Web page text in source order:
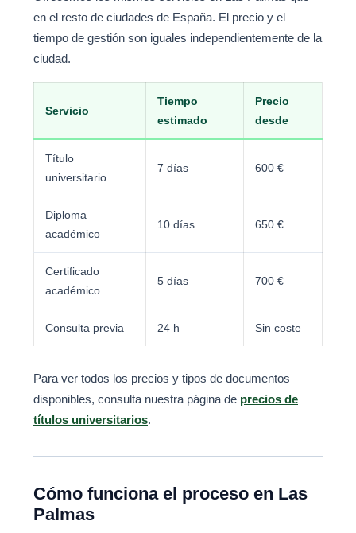
en el resto de ciudades de España. El precio y el
tiempo de gestión son iguales independientemente de la
ciudad.
Servicio
Tiempo
estimado
Precio
desde
Título
universitario
7 días 600 €
Diploma
académico
10 días 650 €
Certificado
académico
5 días 700 €
Consulta previa 24 h Sin coste
Para ver todos los precios y tipos de documentos
disponibles, consulta nuestra página de precios de
títulos universitarios.
Cómo funciona el proceso en Las
Palmas